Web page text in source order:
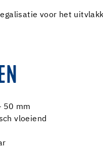
voor het
50 mm
vloeiend